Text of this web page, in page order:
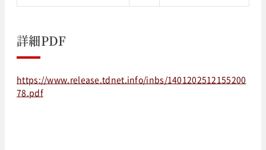
詳細PDF
https://www.release.tdnet.info/inbs/1401202512155200
78.pdf